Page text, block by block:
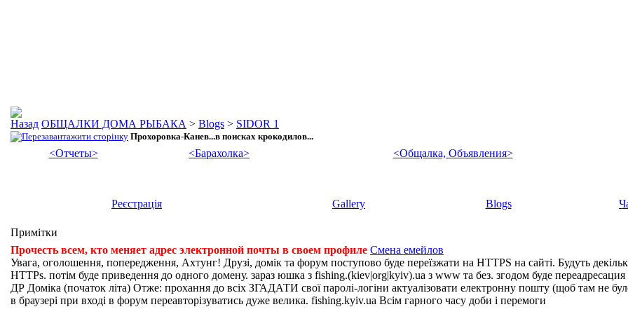
ОБЩАЛКИ ДОМА РЫБАКА > Blogs > SIDOR 1
Прохоровка-Канев...в поисках крокодилов...
<Отчеты> <Барахолка> <Общалка, Объявления>
Реєстрація Gallery Blogs
Примітки
Прочесть всем, кто меняет адрес электронной почты в своем профиле Смена емейлов
Увага, оголошення, попередження, Ахтунг! Друзі, домік та форум поступово буде переїзжати на HTTPS на сайті. Будуть
HTTPs. потім буде приведення до одного домену. зараз юшка з fishing.(kiev|org|kyiv).ua з www та без. згодом буде
ДР Доміка (початок літа) Отже: прохання до всіх ЗГАДАТИ свої паролі-логіни актуалізовати електронну пошту (щоб там не
в браузері при вході в форум переавторізуватись дуже велика. fishing.kyiv.ua Всім гарного часу доби і перемоги